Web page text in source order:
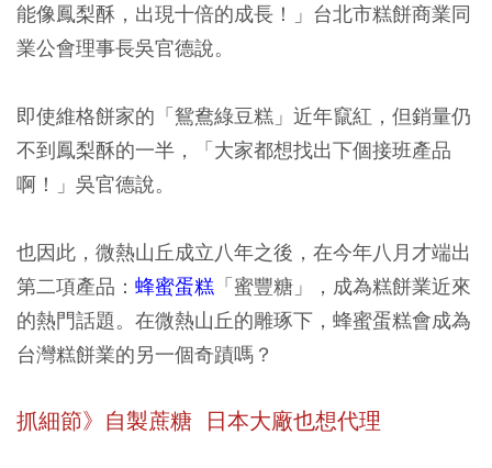
能像鳳梨酥，出現十倍的成長！」台北市糕餅商業同
業公會理事長吳官德說。
即使維格餅家的「鴛鴦綠豆糕」近年竄紅，但銷量仍
不到鳳梨酥的一半，「大家都想找出下個接班產品
啊！」吳官德說。
也因此，微熱山丘成立八年之後，在今年八月才端出
第二項產品： 蜂蜜蛋糕 「蜜豐糖」，成為糕餅業近來
的熱門話題。在微熱山丘的雕琢下，蜂蜜蛋糕會成為
台灣糕餅業的另一個奇蹟嗎？
抓細節》自製蔗糖 日本大廠也想代理